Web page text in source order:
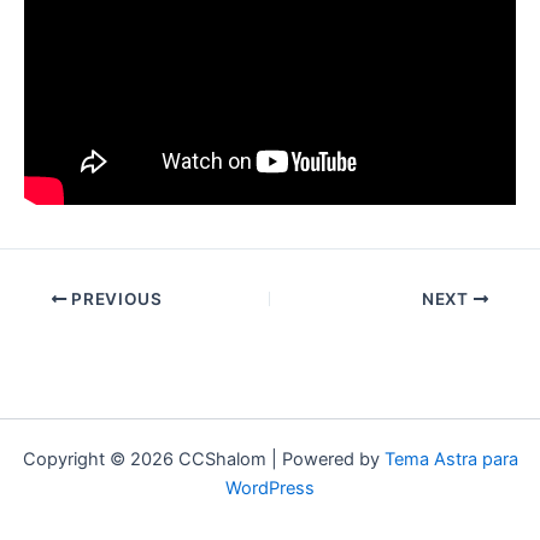
PREVIOUS NEXT
Copyright © 2026 CCShalom | Powered by Tema Astra para
WordPress